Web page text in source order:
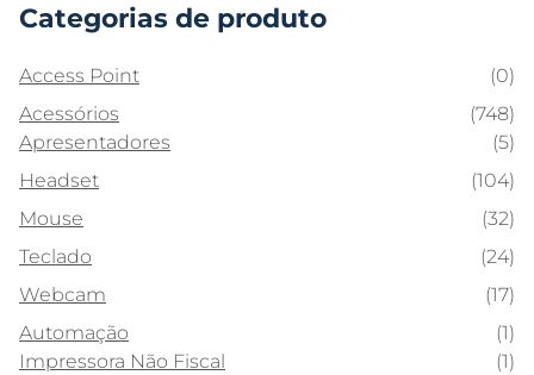
Categorias de produto
Access Point
(0)
Acessórios
(748)
Apresentadores
(5)
Headset
(104)
Mouse
(32)
Teclado
(24)
Webcam
(17)
Automação
(1)
Impressora Não Fiscal
(1)